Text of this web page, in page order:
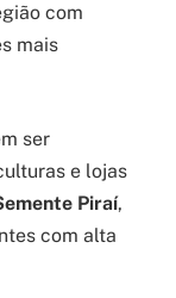
com
mais
ser
e lojas
Piraí,
com alta